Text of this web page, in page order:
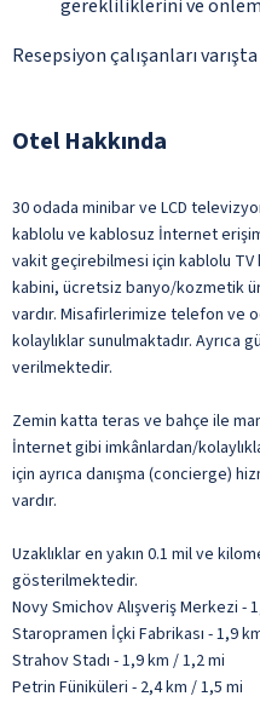
gerekliliklerini ve
Resepsiyon çalışanları
Otel Hakkında
30 odada minibar ve LCD
kablolu ve kablosuz İnternet
vakit geçirebilmesi için kablolu TV
kabini, ücretsiz banyo/kozmetik
vardır. Misafirlerimize telefon ve
kolaylıklar sunulmaktadır. Ayrıca
verilmektedir.
Zemin katta teras ve bahçe ile
İnternet gibi imkânlardan/
için ayrıca danışma (concierge)
vardır.
Uzaklıklar en yakın 0.1 mil ve
gösterilmektedir.
Novy Smichov Alışveriş Merkezi -
Staropramen İçki Fabrikası - 1,9
Strahov Stadı - 1,9 km / 1,2 mi
Petrin Füniküleri - 2,4 km / 1,5 mi